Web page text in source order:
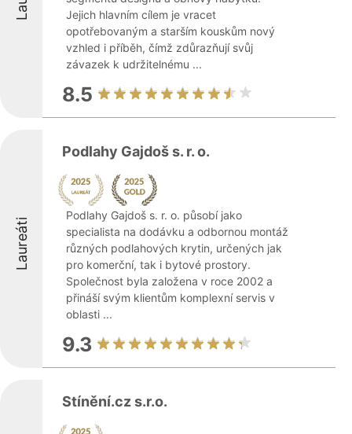
Jejich hlavním cílem je vracet
opotřebovaným a starším kouskům nový
vzhled i příběh, čímž zdůrazňují svůj
závazek k udržitelnému ...
8.5
Laureáti
Podlahy Gajdoš s. r. o.
Podlahy Gajdoš s. r. o. působí jako
specialista na dodávku a odbornou montáž
různých podlahových krytin, určených jak
pro komerční, tak i bytové prostory.
Společnost byla založena v roce 2002 a
přináší svým klientům komplexní servis v
oblasti ...
9.3
Stínění.cz s.r.o.